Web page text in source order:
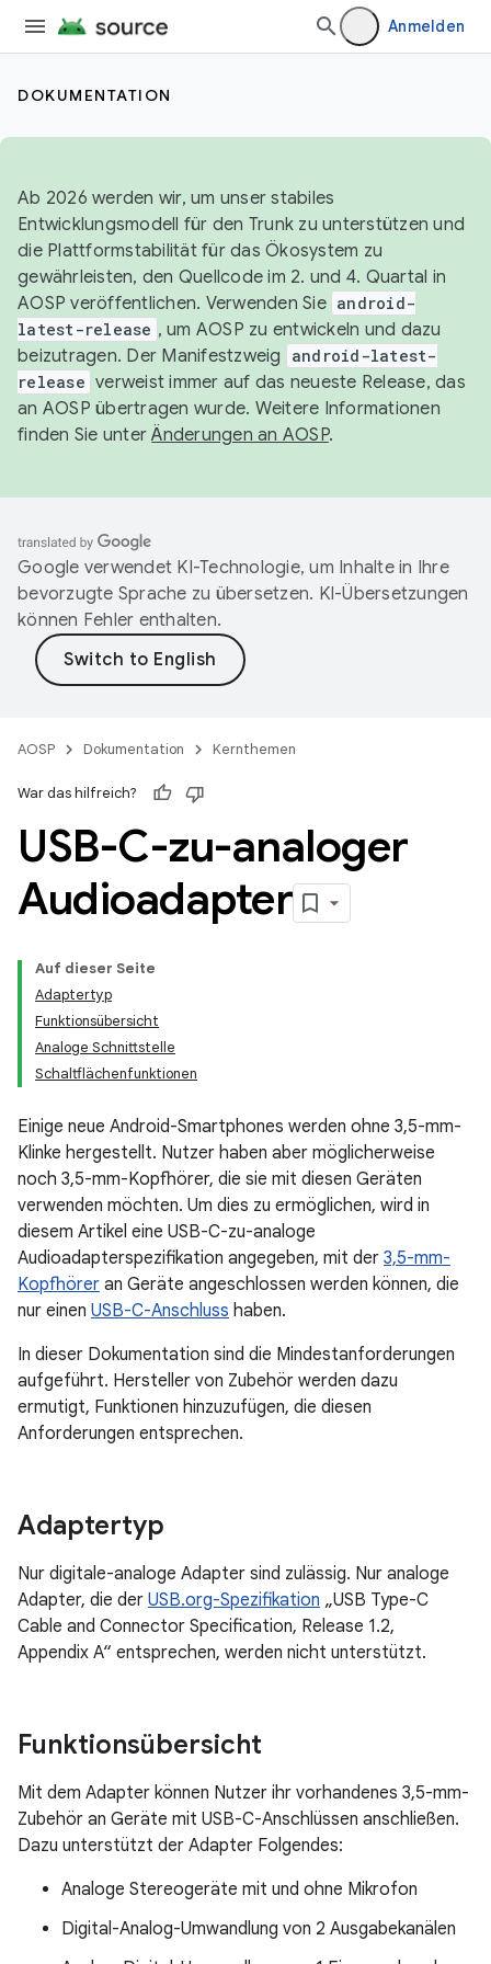
Anmelden
DOKUMENTATION
Ab 2026 werden wir, um unser stabiles
Entwicklungsmodell für den Trunk zu unterstützen und
die Plattformstabilität für das Ökosystem zu
gewährleisten, den Quellcode im 2. und 4. Quartal in
AOSP veröffentlichen. Verwenden Sie android-
latest-release , um AOSP zu entwickeln und dazu
beizutragen. Der Manifestzweig
android-latest-
release verweist immer auf das neueste Release, das
an AOSP übertragen wurde. Weitere Informationen
finden Sie unterÄnderungen an AOSP.
Google verwendet KI-Technologie, um Inhalte in Ihre
bevorzugte Sprache zu übersetzen. KI-Übersetzungen
können Fehler enthalten.
AOSP Dokumentation Kernthemen
War das hilfreich?
USB-C-zu-analoger
Audioadapter
Auf dieser Seite
Adaptertyp
Funktionsübersicht
Analoge Schnittstelle
Schaltflächenfunktionen
Einige neue Android-Smartphones werden ohne 3,5-mm-
Klinke hergestellt. Nutzer haben aber möglicherweise
noch 3,5-mm-Kopfhörer, die sie mit diesen Geräten
verwenden möchten. Um dies zu ermöglichen, wird in
diesem Artikel eine USB-C-zu-analoge
Audioadapterspezifikation angegeben, mit der 3,5-mm-
Kopfhörer an Geräte angeschlossen werden können, die
nur einen USB-C-Anschluss haben.
In dieser Dokumentation sind die Mindestanforderungen
aufgeführt. Hersteller von Zubehör werden dazu
ermutigt, Funktionen hinzuzufügen, die diesen
Anforderungen entsprechen.
Adaptertyp
Nur digitale-analoge Adapter sind zulässig. Nur analoge
Adapter, die der USB.org-Spezifikation „USB Type-C
Cable and Connector Specification, Release 1.2,
Appendix A“ entsprechen, werden nicht unterstützt.
Funktionsübersicht
Mit dem Adapter können Nutzer ihr vorhandenes 3,5-mm-
Zubehör an Geräte mit USB-C-Anschlüssen anschließen.
Dazu unterstützt der Adapter Folgendes:
Analoge Stereogeräte mit und ohne Mikrofon
Digital-Analog-Umwandlung von 2 Ausgabekanälen